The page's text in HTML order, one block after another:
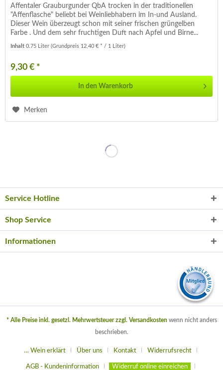
Affentaler Grauburgunder QbA trocken in der traditionellen
"Affenflasche" beliebt bei Weinliebhabern im In-und Ausland.
Dieser Wein überzeugt schon mit seiner frischen grüngelben
Farbe . Und dem sehr fruchtigen Duft nach Apfel und Birne...
Inhalt0.75 Liter(Grundpreis 12,40 € * / 1 Liter)
9,30 € *
In den Warenkorb
Merken
Service Hotline
Shop Service
Informationen
* Alle Preise inkl. gesetzl. Mehrwertsteuer zzgl. Versandkostenwenn nicht anders
beschrieben.
… Wein erklärt Über uns Kontakt Widerrufsrecht
AGB - Kundeninformation Widerruf online einreichen